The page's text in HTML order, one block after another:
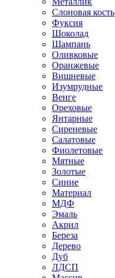
Слоновая кость
Фуксия
Шоколад
Шампань
Оливковые
Оранжевые
Вишневые
Изумрудные
Венге
Ореховые
Янтарные
Сиреневые
Салатовые
Фиолетовые
Мятные
Золотые
Синие
Материал
МДФ
Эмаль
Акрил
Береза
Дерево
Дуб
ЛДСП